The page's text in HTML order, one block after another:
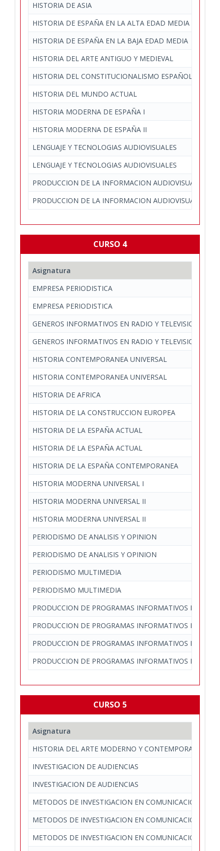
HISTORIA DE ASIA
HISTORIA DE ESPAÑA EN LA ALTA EDAD MEDIA
HISTORIA DE ESPAÑA EN LA BAJA EDAD MEDIA
HISTORIA DEL ARTE ANTIGUO Y MEDIEVAL
HISTORIA DEL CONSTITUCIONALISMO ESPAÑOL
HISTORIA DEL MUNDO ACTUAL
HISTORIA MODERNA DE ESPAÑA I
HISTORIA MODERNA DE ESPAÑA II
LENGUAJE Y TECNOLOGIAS AUDIOVISUALES
LENGUAJE Y TECNOLOGIAS AUDIOVISUALES
PRODUCCION DE LA INFORMACION AUDIOVISUAL
PRODUCCION DE LA INFORMACION AUDIOVISUAL
CURSO 4
Asignatura
EMPRESA PERIODISTICA
EMPRESA PERIODISTICA
GENEROS INFORMATIVOS EN RADIO Y TELEVISION
GENEROS INFORMATIVOS EN RADIO Y TELEVISION
HISTORIA CONTEMPORANEA UNIVERSAL
HISTORIA CONTEMPORANEA UNIVERSAL
HISTORIA DE AFRICA
HISTORIA DE LA CONSTRUCCION EUROPEA
HISTORIA DE LA ESPAÑA ACTUAL
HISTORIA DE LA ESPAÑA ACTUAL
HISTORIA DE LA ESPAÑA CONTEMPORANEA
HISTORIA MODERNA UNIVERSAL I
HISTORIA MODERNA UNIVERSAL II
HISTORIA MODERNA UNIVERSAL II
PERIODISMO DE ANALISIS Y OPINION
PERIODISMO DE ANALISIS Y OPINION
PERIODISMO MULTIMEDIA
PERIODISMO MULTIMEDIA
PRODUCCION DE PROGRAMAS INFORMATIVOS EN
PRODUCCION DE PROGRAMAS INFORMATIVOS EN
PRODUCCION DE PROGRAMAS INFORMATIVOS EN
PRODUCCION DE PROGRAMAS INFORMATIVOS EN
CURSO 5
Asignatura
HISTORIA DEL ARTE MODERNO Y CONTEMPORANEO
INVESTIGACION DE AUDIENCIAS
INVESTIGACION DE AUDIENCIAS
METODOS DE INVESTIGACION EN COMUNICACION
METODOS DE INVESTIGACION EN COMUNICACION
METODOS DE INVESTIGACION EN COMUNICACION